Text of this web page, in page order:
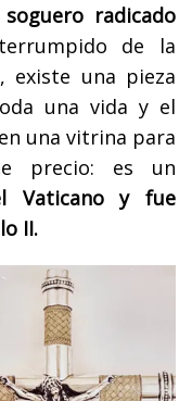
radicado
de la
existe una pieza
una vida y el
una vitrina para
precio: es un
Vaticano y fue
II.